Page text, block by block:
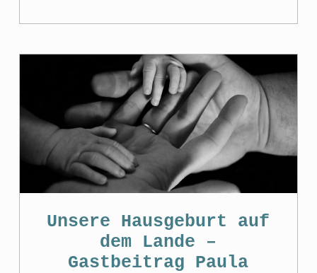
Unsere Hausgeburt auf
dem Lande –
Gastbeitrag Paula